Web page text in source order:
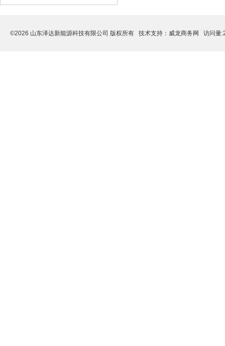
©2026 山东泽达新能源科技有限公司 版权所有 技术支持： 威龙商务网 访问量